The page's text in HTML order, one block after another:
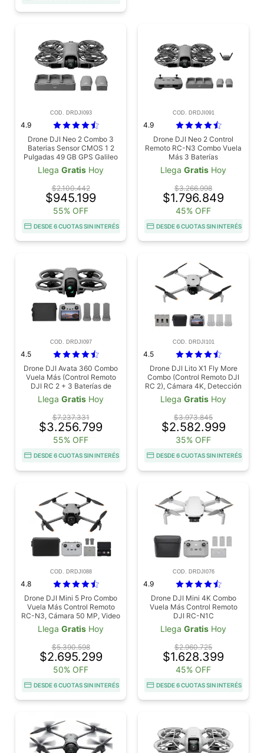
COD. DRDJI093
4.9
Drone DJI Neo 2 Combo 3
Baterias Sensor CMOS 1 2
Pulgadas 49 GB GPS Galileo
BeiDou 7 km Vuelo 19 Min
160 g
Llega Gratis Hoy
$2.100.442
$945.199
55% OFF
DESDE 6 CUOTAS SIN INTERÉS
COD. DRDJI091
4.9
Drone DJI Neo 2 Control
Remoto RC-N3 Combo Vuela
Más 3 Baterías
Llega Gratis Hoy
$3.266.998
$1.796.849
45% OFF
DESDE 6 CUOTAS SIN INTERÉS
COD. DRDJI097
4.5
Drone DJI Avata 360 Combo
Vuela Más (Control Remoto
DJI RC 2 + 3 Baterías de
Vuelo Inteligente), Imagen
360° de 1", 8K para FPV y
Filmación Aérea, Protector de
Hélices, Tiempo de Vuelo
Extendido
Llega Gratis Hoy
$7.237.331
$3.256.799
55% OFF
DESDE 6 CUOTAS SIN INTERÉS
COD. DRDJI101
4.5
Drone DJI Lito X1 Fly More
Combo (Control Remoto DJI
RC 2), Cámara 4K, Detección
De Obstáculos, ActiveTrack,
Sensor De 1/1.3 Pulgadas, 3
Baterías
Llega Gratis Hoy
$3.973.845
$2.582.999
35% OFF
DESDE 6 CUOTAS SIN INTERÉS
COD. DRDJI088
4.8
Drone DJI Mini 5 Pro Combo
Vuela Más Control Remoto
RC-N3, Cámara 50 MP, Video
4K, Sensor CMOS De 1”,
Estabilización De 3 Ejes
Llega Gratis Hoy
$5.390.598
$2.695.299
50% OFF
DESDE 6 CUOTAS SIN INTERÉS
COD. DRDJI076
4.9
Drone DJI Mini 4K Combo
Vuela Más Control Remoto
DJI RC-N1C
Llega Gratis Hoy
$2.960.725
$1.628.399
45% OFF
DESDE 6 CUOTAS SIN INTERÉS